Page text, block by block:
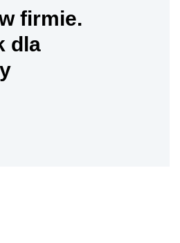
firmie.
dla